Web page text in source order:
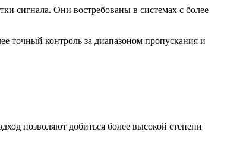
сигнала. Они востребованы в системах с более
точный контроль за диапазоном пропускания и
позволяют добиться более высокой степени